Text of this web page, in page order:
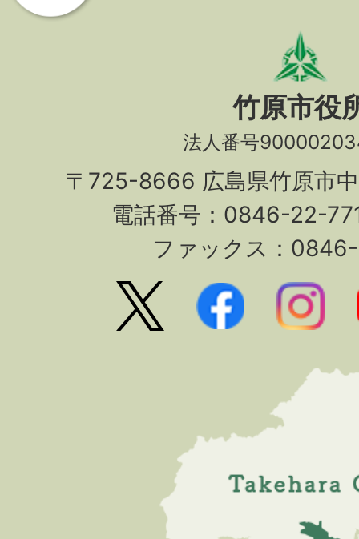
竹原市役
法人番号
〒725-8666 広島県竹原市
電話番号：0846-22-
ファックス：